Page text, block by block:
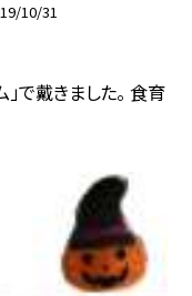
10/31
で戴きました。 食育